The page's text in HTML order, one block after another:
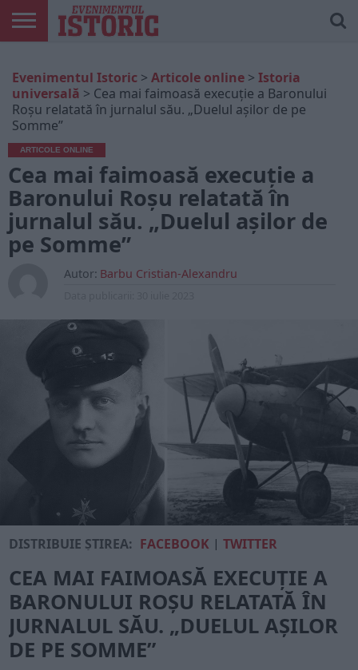
ONLINE
EDIȚII
TIPĂRITE
ISTORIC
PLAY
CONTUL
MEU
Evenimentul Istoric > Articole online > Istoria
universală > Cea mai faimoasă execuție a Baronului
Roșu relatată în jurnalul său. „Duelul așilor de pe
Somme”
ARTICOLE ONLINE
Cea mai faimoasă execuție a
Baronului Roșu relatată în
jurnalul său. „Duelul așilor de
pe Somme”
Autor: Barbu Cristian-Alexandru
DISTRIBUIE ȘTIREA: FACEBOOK |TWITTER
CEA MAI FAIMOASĂ EXECUȚIE A
BARONULUI ROȘU RELATATĂ ÎN
JURNALUL SĂU. „DUELUL AȘILOR
DE PE SOMME”